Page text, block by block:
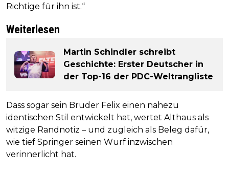
Richtige für ihn ist.“
Weiterlesen
Martin Schindler schreibt
Geschichte: Erster Deutscher in
der Top-16 der PDC-Weltrangliste
Dass sogar sein Bruder Felix einen nahezu
identischen Stil entwickelt hat, wertet Althaus als
witzige Randnotiz – und zugleich als Beleg dafür,
wie tief Springer seinen Wurf inzwischen
verinnerlicht hat.